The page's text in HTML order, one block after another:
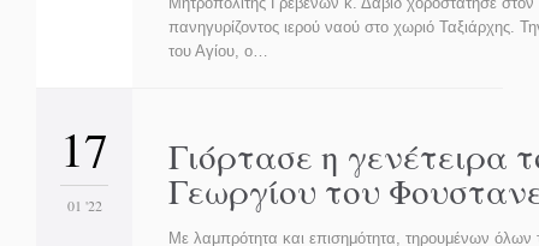
πανηγυρίζοντος ιερού ναού στο χωριό Ταξιάρχης.
του Αγίου, ο…
17
01 '22
Γιόρτασε η γενέτειρα
Γεωργίου του
Με λαμπρότητα και επισημότητα, τηρουμένων